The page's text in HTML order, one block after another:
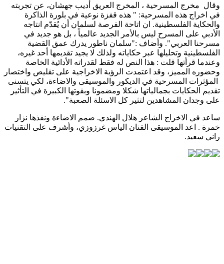
وقال مخرج المسرحية ، المخرج العريق أديب جهشان، عن تجربته
في اخراج هذه المسرحية: " هذه قفزة نوعية في بلورة الذاكرة
والحكاية الفلسطينية. ان اتاحة الفرصة لسلمان أن يُقدّم انتاجه
الأدبي على المسرح ليس بالأمر الجديد عالمياً ، بل هو جديد في
مسرحنا العربي". وأضاف :"سلمان ناطور يدرك عمق القضية
الفلسطينية وتحليلها عبر حكاياته ولذلك لا يجيد تقديمها أحد غيره،
وعندما قرأتها قلت : هذا النص له فقط لقدراته الأدائية الخاصة
وحضوره المميز، وقد اعتمدت الرؤية الاخراجية على تقليص واختصار
المؤثرات المسرحية في الديكور والموسيقى والاضاءة، لكي يتسنى
تقديم الحكايات بجمالياتها شكلا ومضمونا وبقوتها الكبيرة في التأثير
على وجدان المشاهدين لتثير كل الاسئلة الصعبة".
ساعد في الاخراج الشاعر هلال الهندي. صمم الاضاءة ونفذها نزار
خمرة . اعد الموسيقى الفنان الياس غرزوزي، وأشرف على التقنيات
راني سعيد.